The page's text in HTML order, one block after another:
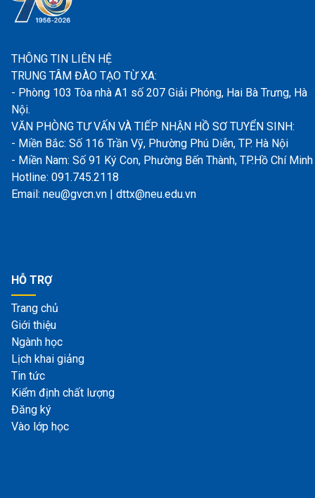
THÔNG TIN LIÊN HỆ
TRUNG TÂM ĐÀO TẠO TỪ XA:
- Phòng 103 Tòa nhà A1 số 207 Giải Phóng, Hai Bà Trưng, Hà
Nội.
VĂN PHÒNG TƯ VẤN VÀ TIẾP NHẬN HỒ SƠ TUYỂN SINH:
- Miền Bắc: Số 116 Trần Vỹ, Phường Phú Diễn, TP. Hà Nội
- Miền Nam: Số 91 Ký Con, Phường Bến Thành, TP.Hồ Chí Minh
Hotline: 091.745.2118
Email: neu@gvcn.vn | dttx@neu.edu.vn
HỖ TRỢ
Trang chủ
Giới thiệu
Ngành học
Lịch khai giảng
Tin tức
Kiểm định chất lượng
Đăng ký
Vào lớp học